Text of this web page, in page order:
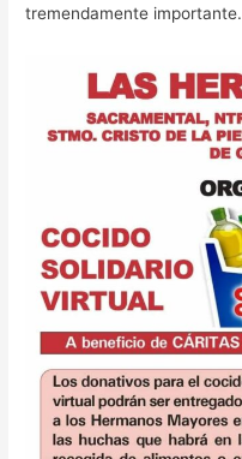
tremendamente importante.